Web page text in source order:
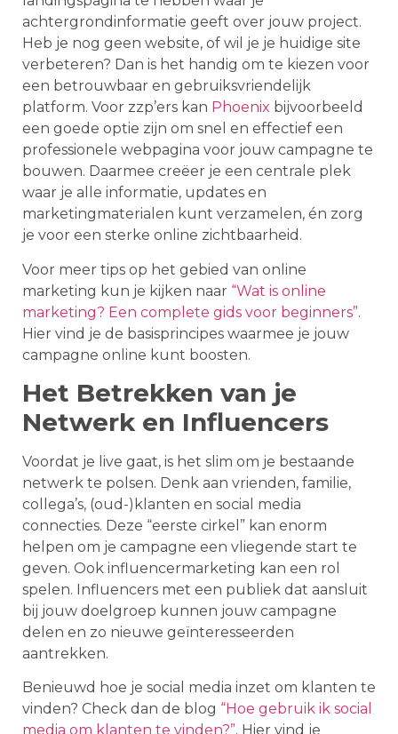
achtergrondinformatie geeft over jouw project.
Heb je nog geen website, of wil je je huidige site
verbeteren? Dan is het handig om te kiezen voor
een betrouwbaar en gebruiksvriendelijk
platform. Voor zzp’ers kan Phoenix bijvoorbeeld
een goede optie zijn om snel en effectief een
professionele webpagina voor jouw campagne te
bouwen. Daarmee creëer je een centrale plek
waar je alle informatie, updates en
marketingmaterialen kunt verzamelen, én zorg
je voor een sterke online zichtbaarheid.
Voor meer tips op het gebied van online
marketing kun je kijken naar “Wat is online
marketing? Een complete gids voor beginners”.
Hier vind je de basisprincipes waarmee je jouw
campagne online kunt boosten.
Het Betrekken van je
Netwerk en Influencers
Voordat je live gaat, is het slim om je bestaande
netwerk te polsen. Denk aan vrienden, familie,
collega’s, (oud-)klanten en social media
connecties. Deze “eerste cirkel” kan enorm
helpen om je campagne een vliegende start te
geven. Ook influencermarketing kan een rol
spelen. Influencers met een publiek dat aansluit
bij jouw doelgroep kunnen jouw campagne
delen en zo nieuwe geïnteresseerden
aantrekken.
Benieuwd hoe je social media inzet om klanten te
vinden? Check dan de blog “Hoe gebruik ik social
media om klanten te vinden?”. Hier vind je